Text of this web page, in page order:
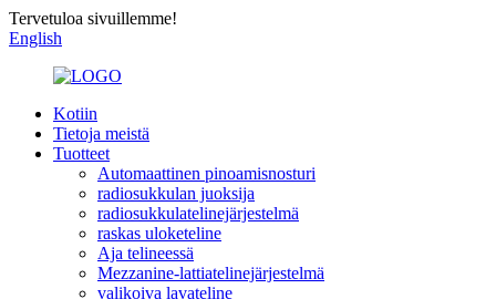
Tervetuloa sivuillemme!
English
Kotiin
Tietoja meistä
Tuotteet
Automaattinen pinoamisnosturi
radiosukkulan juoksija
radiosukkulatelinejärjestelmä
raskas uloketeline
Aja telineessä
Mezzanine-lattiatelinejärjestelmä
valikoiva lavateline